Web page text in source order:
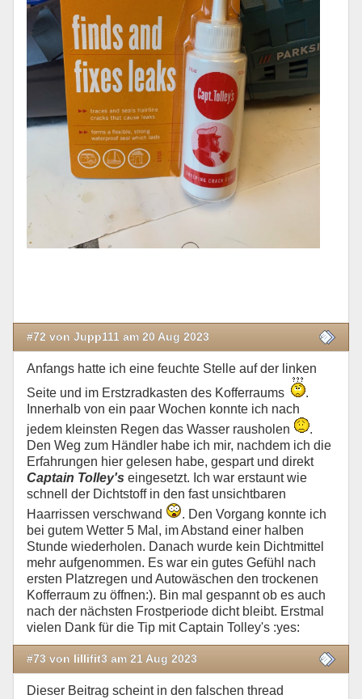
#72 von Jupp111 am 20 Aug 2023
Anfangs hatte ich eine feuchte Stelle auf der linken
Seite und im Erstzradkasten des Kofferraums
.
Innerhalb von ein paar Wochen konnte ich nach
jedem kleinsten Regen das Wasser rausholen
.
Den Weg zum Händler habe ich mir, nachdem ich die
Erfahrungen hier gelesen habe, gespart und direkt
Captain Tolley's eingesetzt. Ich war erstaunt wie
schnell der Dichtstoff in den fast unsichtbaren
Haarrissen verschwand
. Den Vorgang konnte ich
bei gutem Wetter 5 Mal, im Abstand einer halben
Stunde wiederholen. Danach wurde kein Dichtmittel
mehr aufgenommen. Es war ein gutes Gefühl nach
ersten Platzregen und Autowäschen den trockenen
Kofferraum zu öffnen:). Bin mal gespannt ob es auch
nach der nächsten Frostperiode dicht bleibt. Erstmal
vielen Dank für die Tip mit Captain Tolley's :yes:
#73 von lillifit3 am 21 Aug 2023
Dieser Beitrag scheint in den falschen thread